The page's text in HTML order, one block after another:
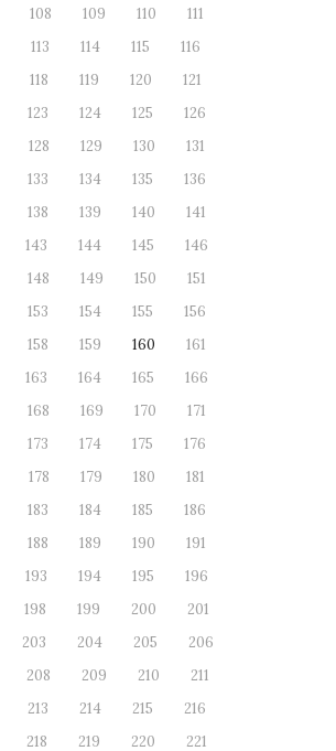
108 109 110
111
113 114 115
116
118 119 120
121
123 124 125
126
128 129 130
131
133 134 135
136
138 139 140
141
143 144 145
146
148 149 150
151
153 154 155
156
158 159 160
161
163 164 165
166
168 169 170
171
173 174 175
176
178 179 180
181
183 184 185
186
188 189 190
191
193 194 195
196
198 199 200
201
203 204 205
206
208 209 210
211
213 214 215
216
218 219 220
221